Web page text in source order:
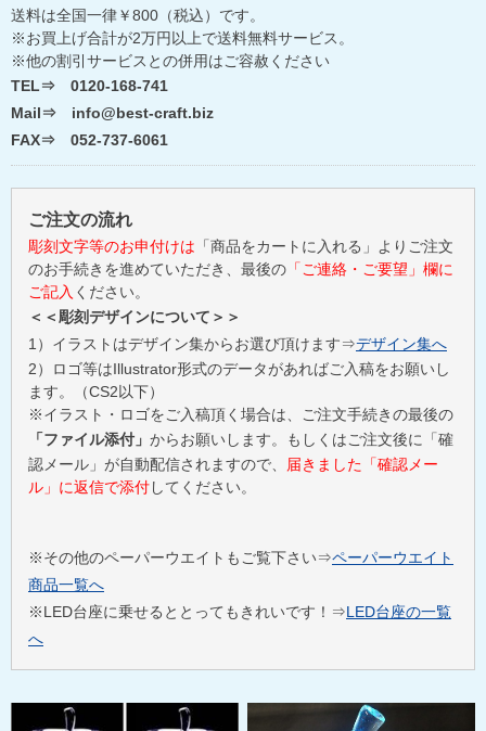
送料は全国一律￥800（税込）です。
※お買上げ合計が2万円以上で送料無料サービス。
※他の割引サービスとの併用はご容赦ください
TEL⇒ 0120-168-741
Mail⇒ info@best-craft.biz
FAX⇒ 052-737-6061
ご注文の流れ
彫刻文字等のお申付けは 「商品をカートに入れる」よりご注文
のお手続きを進めていただき、最後の 「ご連絡・ご要望」欄に
ご記入 ください。
＜＜彫刻デザインについて＞＞
1）イラストはデザイン集からお選び頂けます⇒デザイン集へ
2）ロゴ等はIllustrator形式のデータがあればご入稿をお願いし
ます。（CS2以下）
※イラスト・ロゴをご入稿頂く場合は、ご注文手続きの最後の
「ファイル添付」 からお願いします。もしくはご注文後に「確
認メール」が自動配信されますので、
届きました「確認メー
ル」に返信で添付してください。
※その他のペーパーウエイトもご覧下さい⇒ペーパーウエイト
商品一覧へ
※LED台座に乗せるととってもきれいです！⇒LED台座の一覧
へ